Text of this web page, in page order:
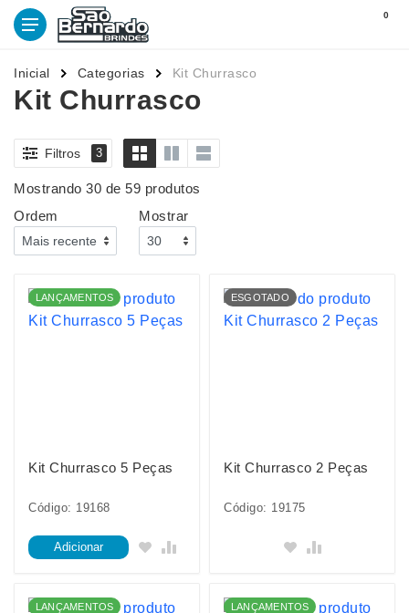
0
Inicial Categorias Kit Churrasco
Kit Churrasco
Filtros 3
Mostrando 30 de 59 produtos
Ordem
Mostrar
LANÇAMENTOS
Kit Churrasco 5 Peças
Código: 19168
Adicionar
ESGOTADO
Kit Churrasco 2 Peças
Código: 19175
LANÇAMENTOS LANÇAMENTOS